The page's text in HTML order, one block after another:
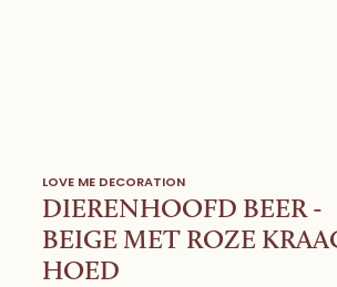
LOVE ME DECORATION
DIERENHOOFD BEER -
BEIGE MET ROZE
HOED